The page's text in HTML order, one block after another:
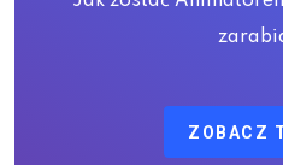
ZOBACZ